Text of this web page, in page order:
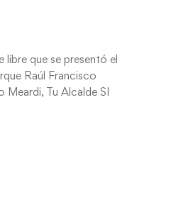
libre que se presentó el
Raúl Francisco
Meardi, Tu Alcalde SI